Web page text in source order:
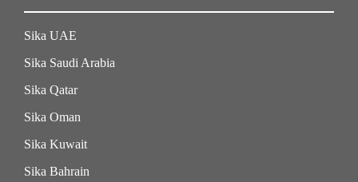
Sika UAE
Sika Saudi Arabia
Sika Qatar
Sika Oman
Sika Kuwait
Sika Bahrain